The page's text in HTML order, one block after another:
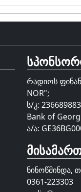
რადიოს
NOR";
ს/კ: 236689883
Bank of
ა/ა:
ნინოწმინდა,
0361-223303